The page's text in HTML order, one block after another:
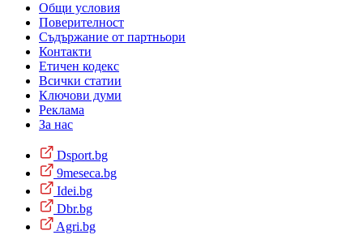
Общи условия
Поверителност
Съдържание от партньори
Контакти
Етичен кодекс
Всички статии
Ключови думи
Реклама
За нас
Dsport.bg
9meseca.bg
Idei.bg
Dbr.bg
Agri.bg